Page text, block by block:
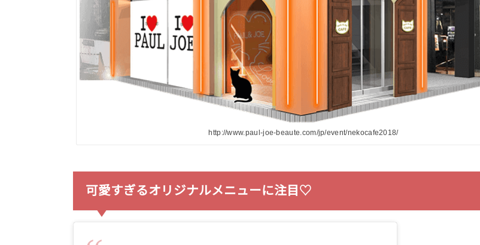
http://www.paul-joe-beaute.com/jp/event/nekocafe2018/
可愛すぎるオリジナルメニューに注目♡